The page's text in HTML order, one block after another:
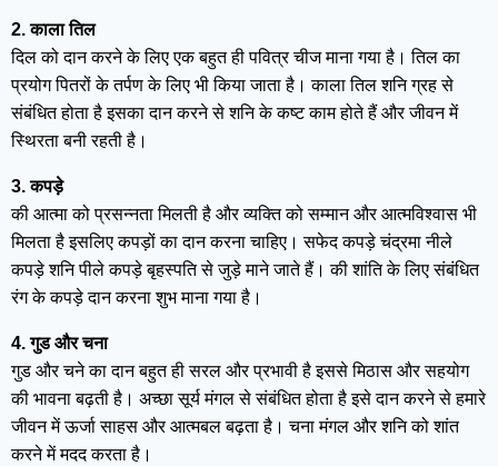
2. काला तिल
दिल को दान करने के लिए एक बहुत ही पवित्र चीज माना गया है। तिल का
प्रयोग पितरों के तर्पण के लिए भी किया जाता है। काला तिल शनि ग्रह से
संबंधित होता है इसका दान करने से शनि के कष्ट काम होते हैं और जीवन में
स्थिरता बनी रहती है।
3. कपड़े
की आत्मा को प्रसन्नता मिलती है और व्यक्ति को सम्मान और आत्मविश्वास भी
मिलता है इसलिए कपड़ों का दान करना चाहिए। सफेद कपड़े चंद्रमा नीले
कपड़े शनि पीले कपड़े बृहस्पति से जुड़े माने जाते हैं। की शांति के लिए संबंधित
रंग के कपड़े दान करना शुभ माना गया है।
4. गुड और चना
गुड और चने का दान बहुत ही सरल और प्रभावी है इससे मिठास और सहयोग
की भावना बढ़ती है। अच्छा सूर्य मंगल से संबंधित होता है इसे दान करने से हमारे
जीवन में ऊर्जा साहस और आत्मबल बढ़ता है। चना मंगल और शनि को शांत
करने में मदद करता है।